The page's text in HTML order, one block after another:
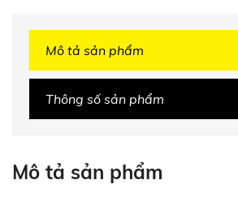
Mô tả sản phẩm
Thông số sản phẩm
Mô tả sản phẩm